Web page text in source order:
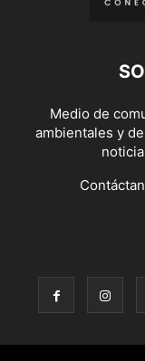
Medio de
ambientales y